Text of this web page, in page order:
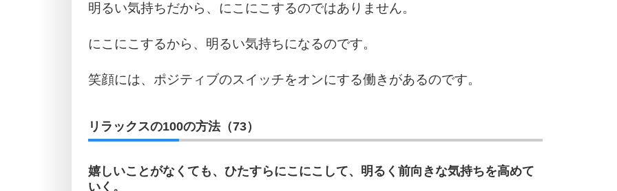
明るい気持ちだから、にこにこするのではありません。
にこにこするから、明るい気持ちになるのです。
笑顔には、ポジティブのスイッチをオンにする働きがあるのです。
リラックスの100の方法（73）
嬉しいことがなくても、ひたすらにこにこして、明るく前向きな気持ちを高めて
いく。